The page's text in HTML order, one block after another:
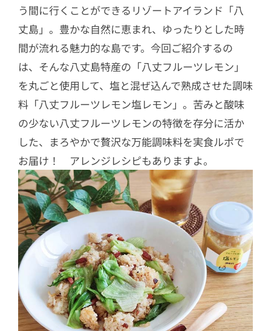
う間に行くことができるリゾートアイランド「八
丈島」。豊かな自然に恵まれ、ゆったりとした時
間が流れる魅力的な島です。今回ご紹介するの
は、そんな八丈島特産の「八丈フルーツレモン」
を丸ごと使用して、塩と混ぜ込んで熟成させた調味
料「八丈フルーツレモン塩レモン」。苦みと酸味
の少ない八丈フルーツレモンの特徴を存分に活か
した、まろやかで贅沢な万能調味料を実食ルポで
お届け！ アレンジレシピもありますよ。